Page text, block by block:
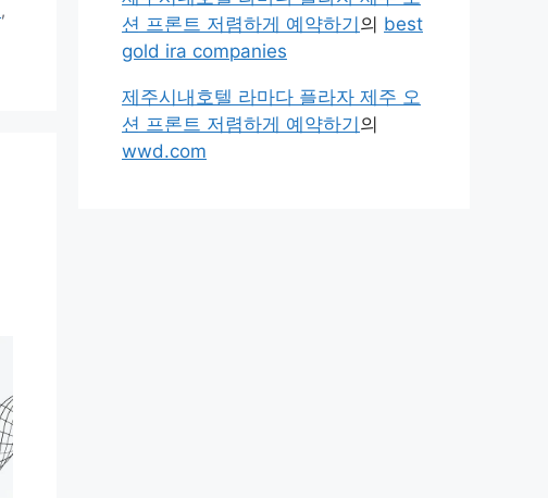
,
션 프론트 저렴하게 예약하기 의 best
gold ira companies
제주시내호텔 라마다 플라자 제주 오
션 프론트 저렴하게 예약하기 의
wwd.com